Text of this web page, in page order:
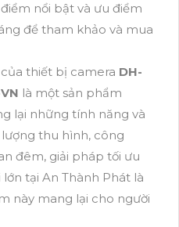
nổi bật và ưu điểm
để tham khảo và mua
thiết bị camera DH-
là một sản phẩm
lại những tính năng và
thu hình, công
đêm, giải pháp tối ưu
tại An Thành Phát là
này mang lại cho người